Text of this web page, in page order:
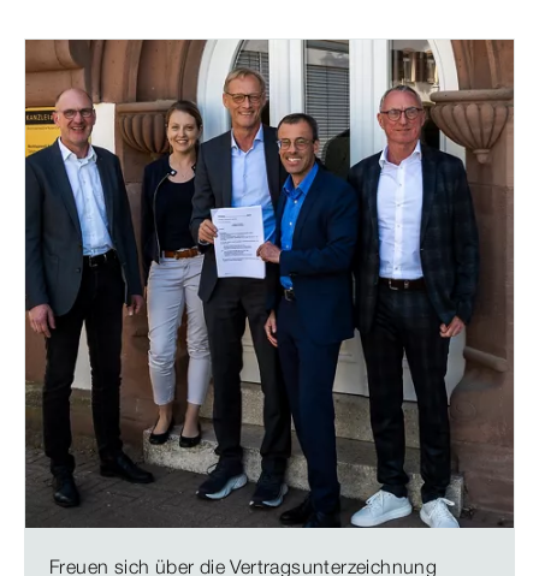
Freuen sich über die Vertragsunterzeichnung